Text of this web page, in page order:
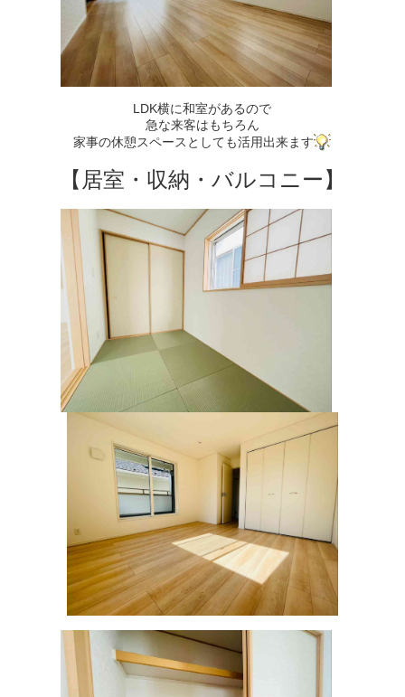
LDK横に和室があるので
急な来客はもちろん
家事の休憩スペースとしても活用出来ます
【居室・収納・バルコニー】